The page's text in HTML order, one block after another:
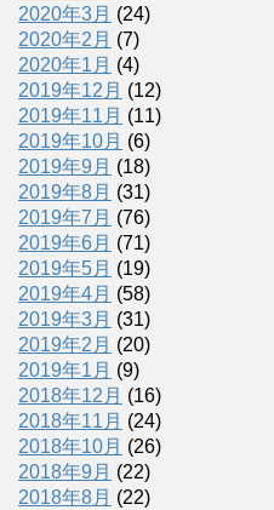
2020年3月 (24)
2020年2月 (7)
2020年1月 (4)
2019年12月 (12)
2019年11月 (11)
2019年10月 (6)
2019年9月 (18)
2019年8月 (31)
2019年7月 (76)
2019年6月 (71)
2019年5月 (19)
2019年4月 (58)
2019年3月 (31)
2019年2月 (20)
2019年1月 (9)
2018年12月 (16)
2018年11月 (24)
2018年10月 (26)
2018年9月 (22)
2018年8月 (22)